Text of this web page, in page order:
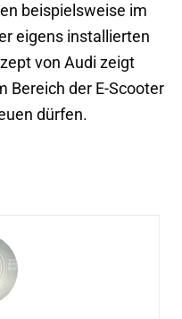
beispielsweise im
eigens installierten
von Audi zeigt
Bereich der E-Scooter
dürfen.